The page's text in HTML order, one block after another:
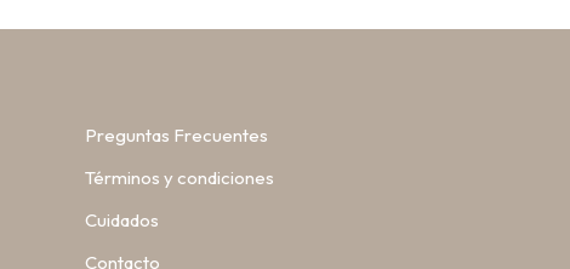
Preguntas Frecuentes
Términos y condiciones
Cuidados
Contacto